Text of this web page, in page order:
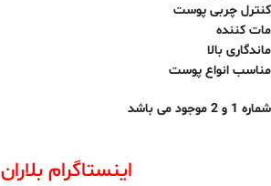
کنترل چربی پوست
مات کننده
ماندگاری بالا
مناسب انواع پوست
شماره 1 و 2 موجود می باشد
اینستاگرام بلاران